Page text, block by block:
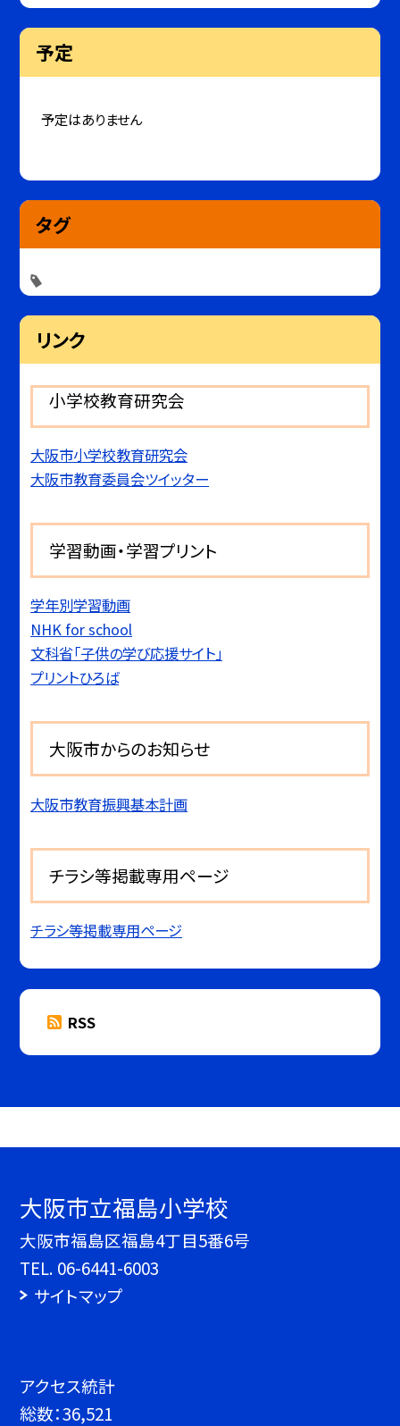
予定
予定はありません
タグ
リンク
小学校教育研究会
大阪市小学校教育研究会
大阪市教育委員会ツイッター
学習動画・学習プリント
学年別学習動画
NHK for school
文科省「子供の学び応援サイト」
プリントひろば
大阪市からのお知らせ
大阪市教育振興基本計画
チラシ等掲載専用ページ
チラシ等掲載専用ページ
RSS
大阪市立福島小学校
大阪市福島区福島4丁目5番6号
TEL. 06-6441-6003
サイトマップ
アクセス統計
総数：36,521